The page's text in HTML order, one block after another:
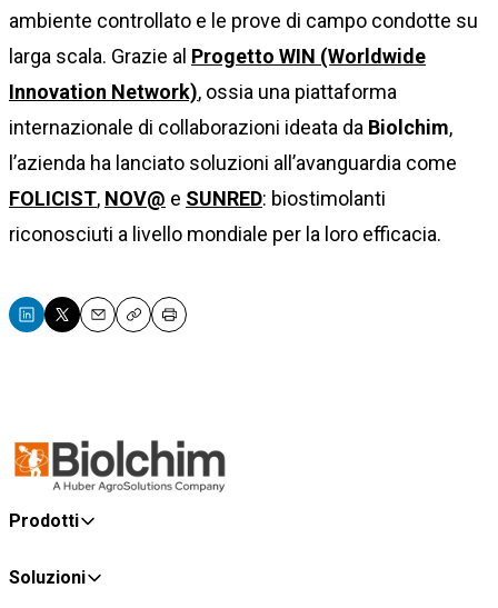
ambiente controllato e le prove di campo condotte su
larga scala. Grazie al Progetto WIN (Worldwide
Innovation Network), ossia una piattaforma
internazionale di collaborazioni ideata da Biolchim,
l’azienda ha lanciato soluzioni all’avanguardia come
FOLICIST, NOV@ e SUNRED: biostimolanti
riconosciuti a livello mondiale per la loro efficacia.
EmailCopyPrint
Prodotti
Soluzioni